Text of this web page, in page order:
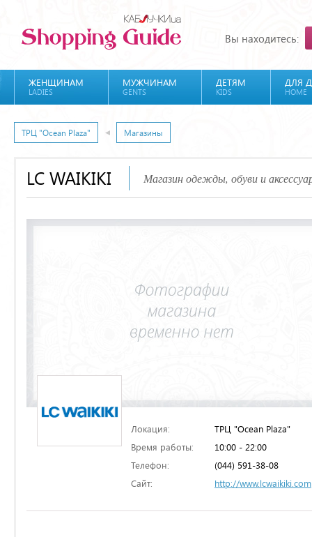
Вы находитесь:
ЖЕНЩИНАМ
LADIES
МУЖЧИНАМ
GENTS
ДЕТЯМ
KIDS
ДЛЯ
HOME
ТРЦ "Ocean Plaza" Магазины
LC WAIKIKI Магазин одежды, обуви и
Локация:
ТРЦ "Ocean Plaza"
Время работы:
10:00 - 22:00
Телефон:
(044) 591-38-08
Сайт:
http://www.lcwaikiki.com